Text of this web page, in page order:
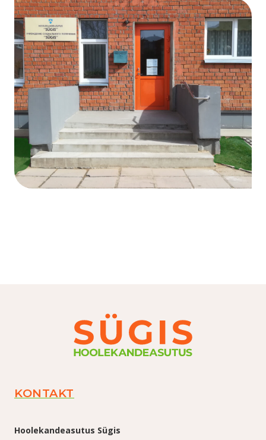
KONTAKT
Hoolekandeasutus Sügis